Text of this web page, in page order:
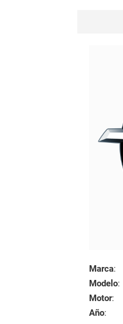
Marca:
Modelo:
Motor:
Año: